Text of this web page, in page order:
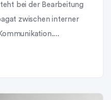
bei der Bearbeitung
zwischen interner